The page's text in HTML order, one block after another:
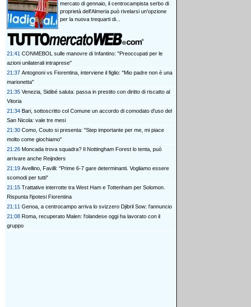
mercato di gennaio, il centrocampista serbo di
proprietà dell'Almeria può rivelarsi un'opzione
per la nuova trequarti di...
21:41 CONMEBOL sulle manovre di Infantino: "Preoccupati per le
azioni unilaterali intraprese"
21:37 Antognoni vs Fiorentina, interviene il figlio: "Mio padre non è una
marionetta"
21:35 Venezia, Sidibé saluta: passa in prestito con diritto di riscatto al
Vitoria
21:34 Bari, sottoscritto col Comune un accordo di comodato d'uso del
San Nicola: vale tre mesi
21:30 Como, Couto si presenta: "Step importante per me, mi piace
molto come giochiamo"
21:26 Moncada trova squadra? Il Nottingham Forest lo tenta, può
arrivare anche Reijnders
21:19 Avellino, Favilli: "Prime 6-7 gare determinanti. Vogliamo essere
scomodi per tutti"
21:15 Trattative interrotte tra West Ham e Tottenham per Solomon.
Rispunta l'ipotesi Fiorentina
21:11 Genoa, a centrocampo arriva lo svizzero Djibril Sow: l'annuncio
21:08 Roma, recuperato Malen: l'olandese oggi ha lavorato con il
gruppo